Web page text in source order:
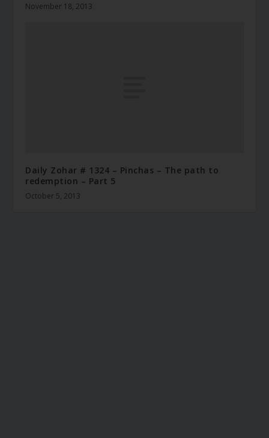
November 18, 2013
Daily Zohar # 1324 – Pinchas – The path to
redemption – Part 5
October 5, 2013